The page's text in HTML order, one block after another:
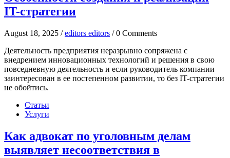
IT-стратегии
August 18, 2025 /editors editors / 0 Comments
Деятельность предприятия неразрывно сопряжена с
внедрением инновационных технологий и решения в свою
повседневную деятельность и если руководитель компании
заинтересован в ее постепенном развитии, то без IT-стратегии
не обойтись.
Статьи
Услуги
Как адвокат по уголовным делам
выявляет несоответствия в